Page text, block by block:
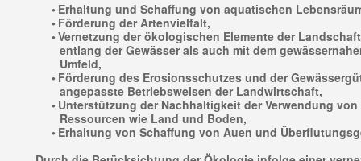
• Erhaltung und Schaffung von aquatischen
• Förderung der Artenvielfalt,
• Vernetzung der ökologischen Elemente der
entlang der Gewässer als auch mit dem
Umfeld,
• Förderung des Erosionsschutzes und der
angepasste Betriebsweisen der Landwirtschaft,
• Unterstützung der Nachhaltigkeit der Verwendung von
Ressourcen wie Land und Boden,
• Erhaltung von Schaffung von Auen und